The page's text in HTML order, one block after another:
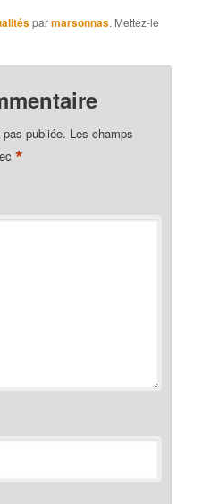
parmarsonnas. Mettez-le
publiée. Les champs
*